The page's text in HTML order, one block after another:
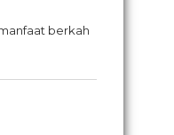
berkah